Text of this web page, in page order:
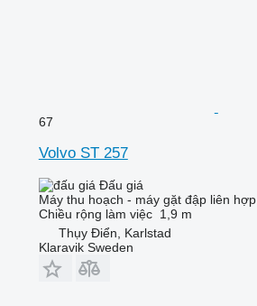
67
Volvo ST 257
Đấu giá
Máy thu hoạch - máy gặt đập liên hợp
Chiều rộng làm việc 1,9 m
Thụy Điển, Karlstad
Klaravik Sweden